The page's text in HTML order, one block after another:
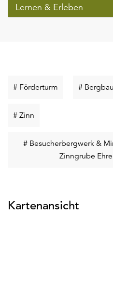
Lernen & Erleben
# Förderturm Schlüsselwort
# Bergbau
# Zinn
# Besucherbergwerk &
Zinngrube
Kartenansicht